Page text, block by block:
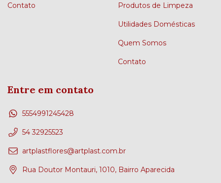
Contato Produtos de Limpeza
Utilidades Domésticas
Quem Somos
Contato
Entre em contato
5554991245428
54 32925523
artplastflores@artplast.com.br
Rua Doutor Montauri, 1010, Bairro Aparecida